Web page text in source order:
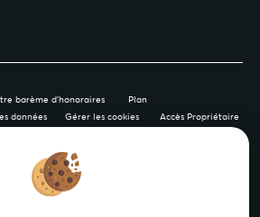
barème d'honoraires
Plan
données
Gérer les cookies Accès Propriétaire